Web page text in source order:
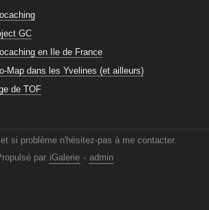
GC
en Ile de France
Map dans les Yvelines (et ailleurs)
de TOF
si problème n'hésitez-pas à me contacter.
par iGalerie - admin